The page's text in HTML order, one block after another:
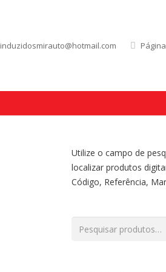
induzidosmirauto@hotmail.com
Utilize o campo de
localizar produtos
Código, Referência,